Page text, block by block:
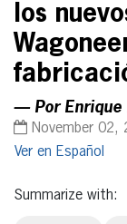
los
— Por Enrique
November 02,
Español
Summarize with: